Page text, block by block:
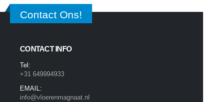
Contact Ons!
CONTACT INFO
Tel:
+31 649994933
EMAIL:
info@vloerenmagnaat.nl